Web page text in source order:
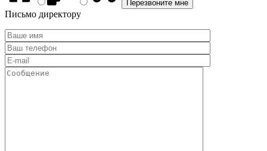
Письмо директору